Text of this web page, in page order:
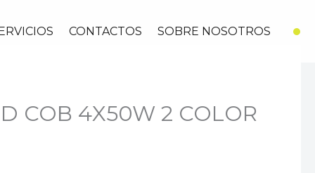
CONTACTOS SOBRE NOSOTROS
COB 4X50W 2 COLOR